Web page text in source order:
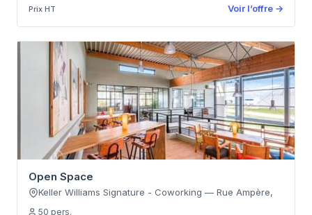
Prix HT Voir l’offre →
Open Space
Keller Williams Signature - Coworking — Rue Ampère,
50 pers.